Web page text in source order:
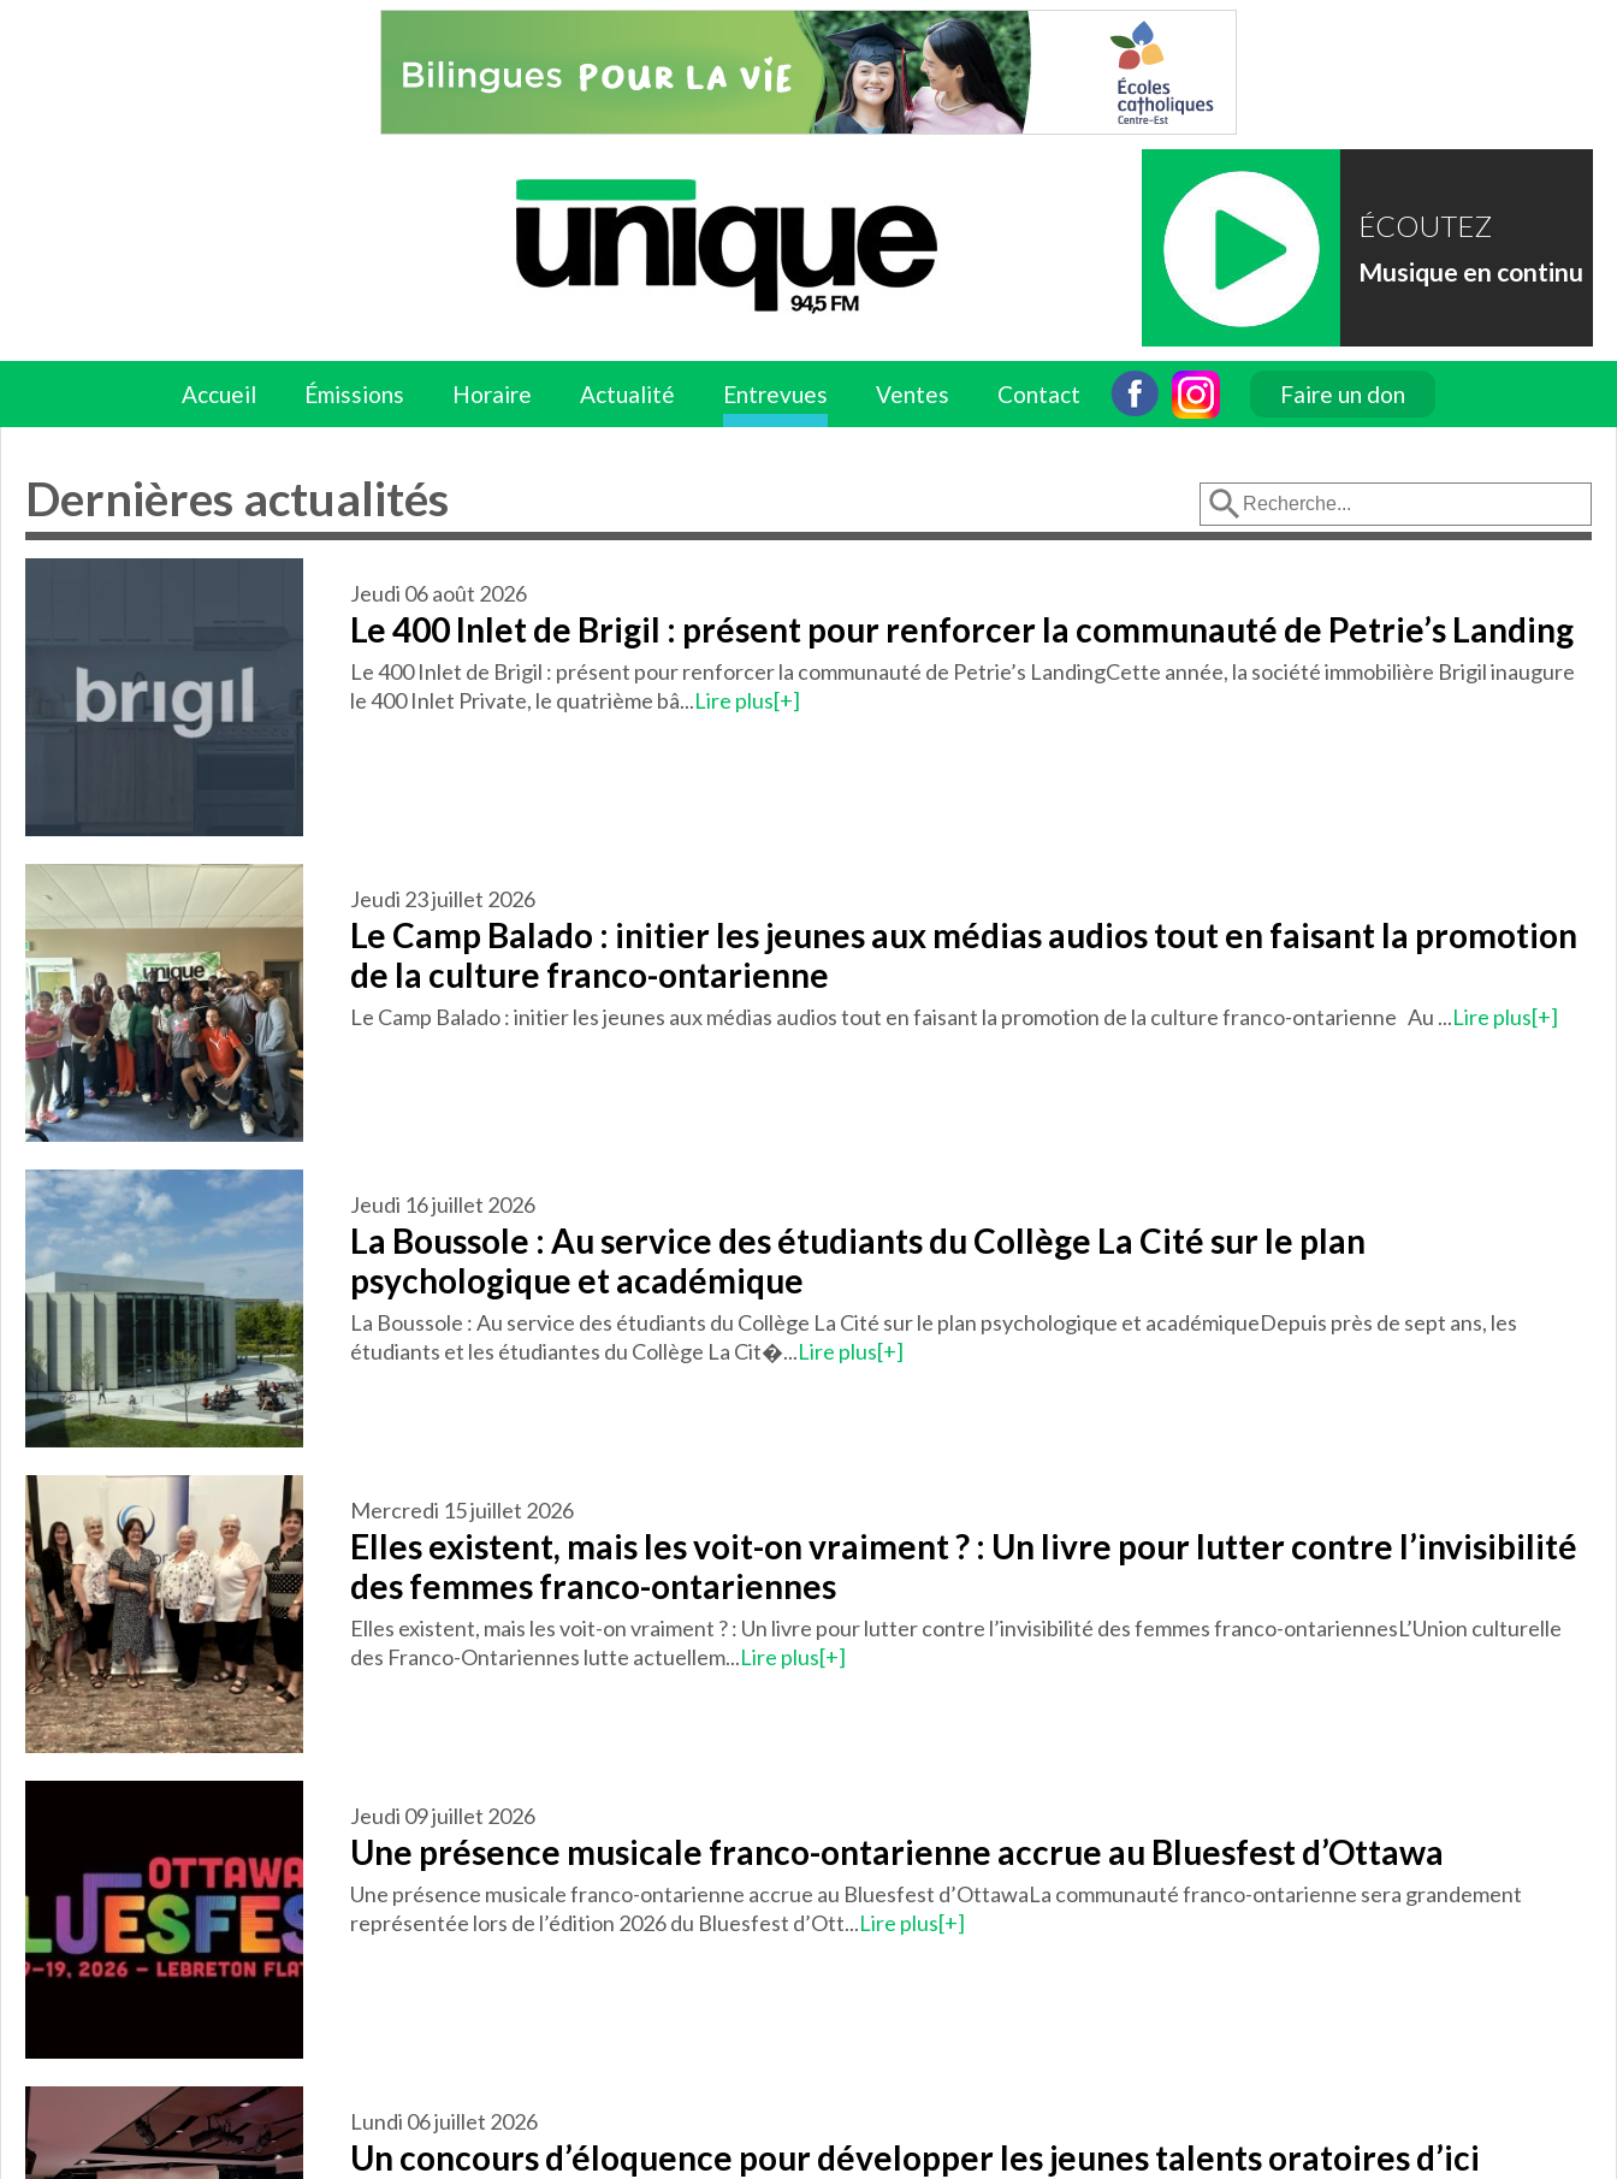
ÉCOUTEZ
Musique en continu
Accueil Émissions Horaire Actualité Entrevues Ventes Contact Faire un don
Dernières actualités
jeudi 06 août 2026
Le 400 Inlet de Brigil : présent pour renforcer la communauté de Petrie’s Landing
Le 400 Inlet de Brigil : présent pour renforcer la communauté de Petrie’s LandingCette année, la société immobilière Brigil inaugure
le 400 Inlet Private, le quatrième bâ...Lire plus[+]
jeudi 23 juillet 2026
Le Camp Balado : initier les jeunes aux médias audios tout en faisant la promotion
de la culture franco-ontarienne
Le Camp Balado : initier les jeunes aux médias audios tout en faisant la promotion de la culture franco-ontarienne Au ...Lire plus[+]
jeudi 16 juillet 2026
La Boussole : Au service des étudiants du Collège La Cité sur le plan
psychologique et académique
La Boussole : Au service des étudiants du Collège La Cité sur le plan psychologique et académiqueDepuis près de sept ans, les
étudiants et les étudiantes du Collège La Cit�...Lire plus[+]
mercredi 15 juillet 2026
Elles existent, mais les voit-on vraiment ? : Un livre pour lutter contre l’invisibilité
des femmes franco-ontariennes
Elles existent, mais les voit-on vraiment ? : Un livre pour lutter contre l’invisibilité des femmes franco-ontariennesL’Union culturelle
des Franco-Ontariennes lutte actuellem...Lire plus[+]
jeudi 09 juillet 2026
Une présence musicale franco-ontarienne accrue au Bluesfest d’Ottawa
Une présence musicale franco-ontarienne accrue au Bluesfest d’OttawaLa communauté franco-ontarienne sera grandement
représentée lors de l’édition 2026 du Bluesfest d’Ott...Lire plus[+]
lundi 06 juillet 2026
Un concours d’éloquence pour développer les jeunes talents oratoires d’ici